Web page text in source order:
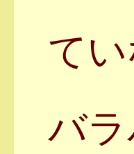
て
バ